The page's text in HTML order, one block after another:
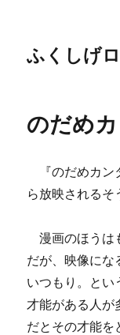
ふくしげ
のだめ
『のだめカン
ら放映されるそ
漫画のほうは
だが、映像にな
いつもり。とい
才能がある人が
だとその才能を